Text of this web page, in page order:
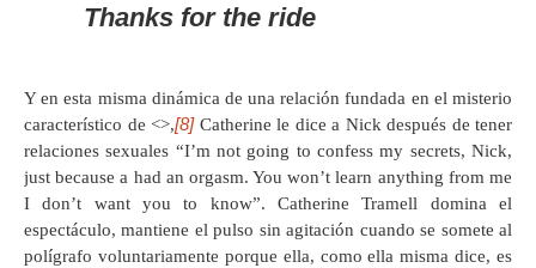
Thanks for the ride
Y en esta misma dinámica de una relación fundada en el misterio
característico de <>,[8]Catherine le dice a Nick después de tener
relaciones sexuales “I’m not going to confess my secrets, Nick,
just because a had an orgasm. You won’t learn anything from me
I don’t want you to know”. Catherine Tramell domina el
espectáculo, mantiene el pulso sin agitación cuando se somete al
polígrafo voluntariamente porque ella, como ella misma dice, es